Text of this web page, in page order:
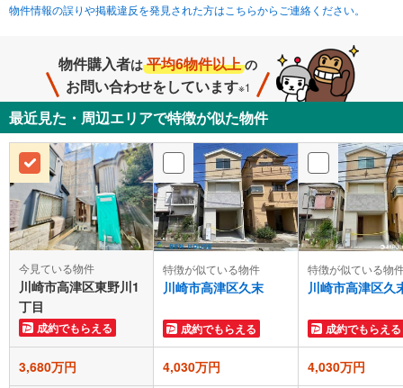
物件情報の誤りや掲載違反を発見された方はこちらからご連絡ください。
物件購入者は 平均6物件以上 の
お問い合わせをしています※1
最近見た・周辺エリアで特徴が似た物件
今見ている物件
川崎市高津区東野川1
丁目
成約でもらえる
特徴が似ている物件
川崎市高津区久末
成約でもらえる
特徴が似ている物
川崎市高津区久
成約でもらえる
3,680万円 4,030万円 4,030万円